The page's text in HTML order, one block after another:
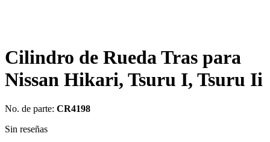
Cilindro de Rueda Tras para
Nissan Hikari, Tsuru I, Tsuru Ii
No. de parte: CR4198
Sin reseñas